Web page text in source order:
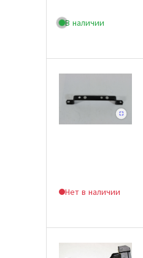
В наличии
Нет в наличии